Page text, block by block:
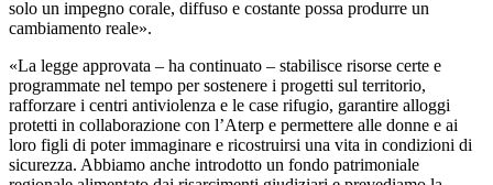
solo un impegno corale, diffuso e costante possa produrre un
cambiamento reale».
«La legge approvata – ha continuato – stabilisce risorse certe e
programmate nel tempo per sostenere i progetti sul territorio,
rafforzare i centri antiviolenza e le case rifugio, garantire alloggi
protetti in collaborazione con l’Aterp e permettere alle donne e ai
loro figli di poter immaginare e ricostruirsi una vita in condizioni di
sicurezza. Abbiamo anche introdotto un fondo patrimoniale